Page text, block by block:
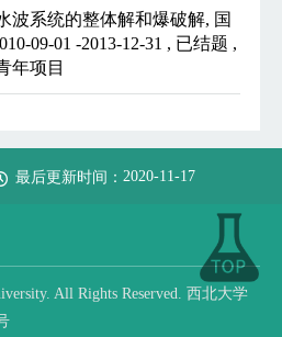
波系统的整体解和爆破解, 国
09-01 -2013-12-31 , 已结题 ,
年项目
最后更新时间： 2020-11-17
All Rights Reserved. 西北大学